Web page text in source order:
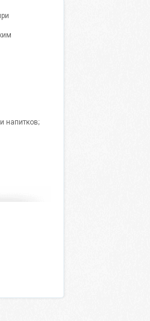
напитков;